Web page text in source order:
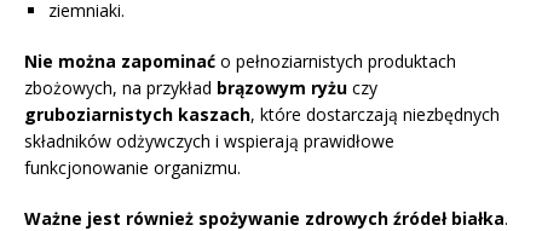
ziemniaki.
Nie można zapominać o pełnoziarnistych produktach
zbożowych, na przykład brązowym ryżu czy
gruboziarnistych kaszach, które dostarczają niezbędnych
składników odżywczych i wspierają prawidłowe
funkcjonowanie organizmu.
Ważne jest również spożywanie zdrowych źródeł białka.